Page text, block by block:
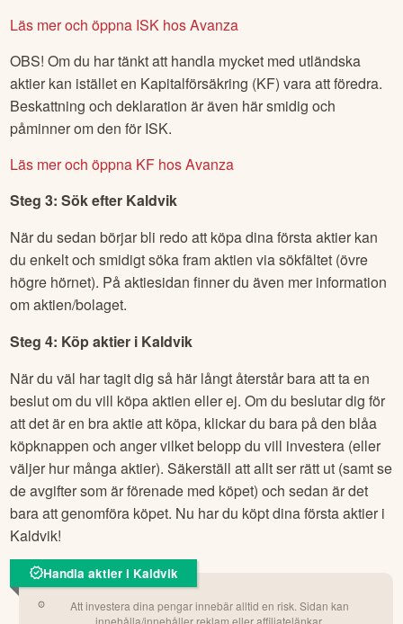
Läs mer och öppna ISK hos Avanza
OBS! Om du har tänkt att handla mycket med utländska
aktier kan istället en Kapitalförsäkring (KF) vara att föredra.
Beskattning och deklaration är även här smidig och
påminner om den för ISK.
Läs mer och öppna KF hos Avanza
Steg 3: Sök efter Kaldvik
När du sedan börjar bli redo att köpa dina första aktier kan
du enkelt och smidigt söka fram aktien via sökfältet (övre
högre hörnet). På aktiesidan finner du även mer information
om aktien/bolaget.
Steg 4: Köp aktier i Kaldvik
När du väl har tagit dig så här långt återstår bara att ta en
beslut om du vill köpa aktien eller ej. Om du beslutar dig för
att det är en bra aktie att köpa, klickar du bara på den blåa
köpknappen och anger vilket belopp du vill investera (eller
väljer hur många aktier). Säkerställ att allt ser rätt ut (samt se
de avgifter som är förenade med köpet) och sedan är det
bara att genomföra köpet. Nu har du köpt dina första aktier i
Kaldvik!
Handla aktier i Kaldvik
Att investera dina pengar innebär alltid en risk. Sidan kan